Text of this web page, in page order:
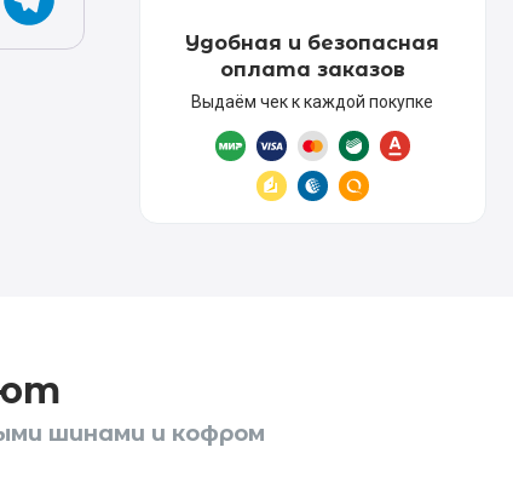
Удобная и безопасная
оплата заказов
Выдаём чек к каждой покупке
шинами и кофром